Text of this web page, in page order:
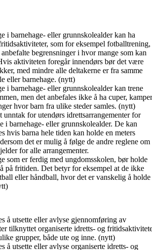
i barnehage- eller grunnskolealder kan ha
som for eksempel fotballtrening,
begrensninger i hvor mange som kan
aktiviteten foregår innendørs bør det være
med mindre alle deltakerne er fra samme
eller barnehage. (nytt)
i barnehage- eller grunnskolealder kan trene
men det anbefales ikke å ha cuper, kamper
hvor barn fra ulike steder samles. (nytt)
unntak for utendørs idrettsarrangementer for
i barnehage- eller grunnskolealder. De kan
hvis barna hele tiden kan holde en meters
det er mulig å følge de andre reglene om
for alle arrangementer.
som er ferdig med ungdomsskolen, bør holde
på fritiden. Det betyr for eksempel at de ikke
eller håndball, hvor det er vanskelig å holde
å utsette eller avlyse gjennomføring av
tilknyttet organiserte idretts- og
grupper, både ute og inne. (nytt)
å utsette eller avlyse organiserte idretts- og